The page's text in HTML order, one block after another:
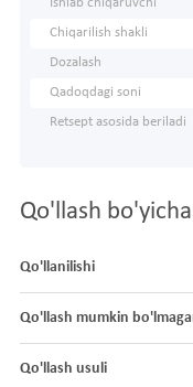
Ishlab chiqaruvchi
Chiqarilish shakli
Dozalash
Qadoqdagi soni
Retsept asosida beriladi
Qo'llash
Qo'llanilishi
Qo'llash mumkin
Qo'llash usuli